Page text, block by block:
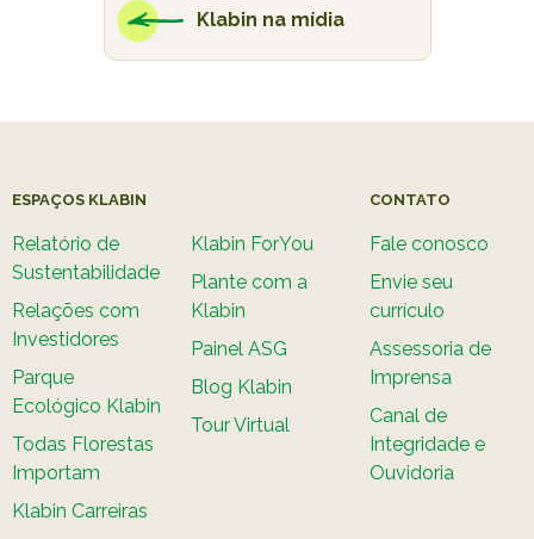
Klabin na mídia
ESPAÇOS KLABIN
Relatório de
Sustentabilidade
Relações com
Investidores
Parque
Ecológico Klabin
Todas Florestas
Importam
Klabin Carreiras
Klabin ForYou
Plante com a
Klabin
Painel ASG
Blog Klabin
Tour Virtual
CONTATO
Fale conosco
Envie seu
currículo
Assessoria de
Imprensa
Canal de
Integridade e
Ouvidoria